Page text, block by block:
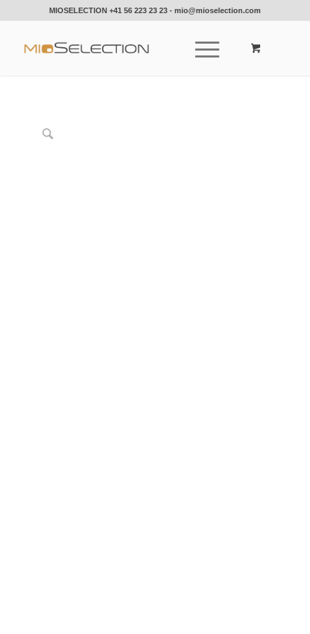
MIOSELECTION +41 56 223 23 23- mio@mioselection.com